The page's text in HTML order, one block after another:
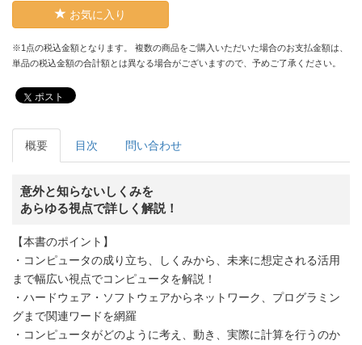
お気に入り
※1点の税込金額となります。 複数の商品をご購入いただいた場合のお支払金額は、
単品の税込金額の合計額とは異なる場合がございますので、予めご了承ください。
ポスト
概要 目次 問い合わせ
意外と知らないしくみを
あらゆる視点で詳しく解説！
【本書のポイント】
・コンピュータの成り立ち、しくみから、未来に想定される活用
まで幅広い視点でコンピュータを解説！
・ハードウェア・ソフトウェアからネットワーク、プログラミン
グまで関連ワードを網羅
・コンピュータがどのように考え、動き、実際に計算を行うのか